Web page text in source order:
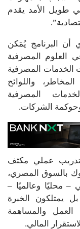
طويل الأمد يقدم
البرنامج يُمَكن
العلوم المصرفية
الخدمات المصرفية
المخاطر، واللوائح
المصرفية
وحوكمة الشركات.
عملي مكثف
بالسوق المصري،
محليًا وعالميًا –
يمتلكون الخبرة
العمل والمساهمة
المالي.